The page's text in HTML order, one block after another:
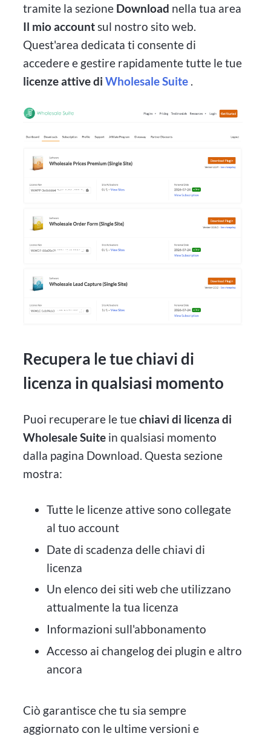
tramite la sezione Download nella tua area
Il mio accountsul nostro sito web.
Quest'area dedicata ti consente di
accedere e gestire rapidamente tutte le tue
licenze attive diWholesale Suite .
Recupera le tue chiavi di
licenza in qualsiasi momento
Puoi recuperare le tuechiavi di licenza di
Wholesale Suite in qualsiasi momento
dalla pagina Download. Questa sezione
mostra:
Tutte le licenze attive sono collegate
al tuo account
Date di scadenza delle chiavi di
licenza
Un elenco dei siti web che utilizzano
attualmente la tua licenza
Informazioni sull'abbonamento
Accesso ai changelog dei plugin e altro
ancora
Ciò garantisce che tu sia sempre
aggiornato con le ultime versioni e